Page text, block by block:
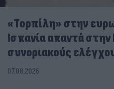
«Τορπίλη» στην
Ισπανία απαντά στην
συνοριακούς
07.08.2026